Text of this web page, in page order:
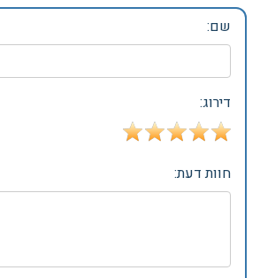
שם:
דירוג:
חוות דעת: